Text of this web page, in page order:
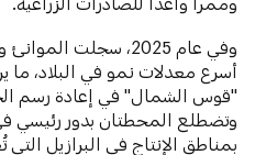
وفي عام 2025، سجلت
أسرع معدلات نمو في البلاد، ما
"قوس الشمال" في إعادة رسم
وتضطلع المحطتان بدور رئيسي
بمناطق الإنتاج في البرازيل